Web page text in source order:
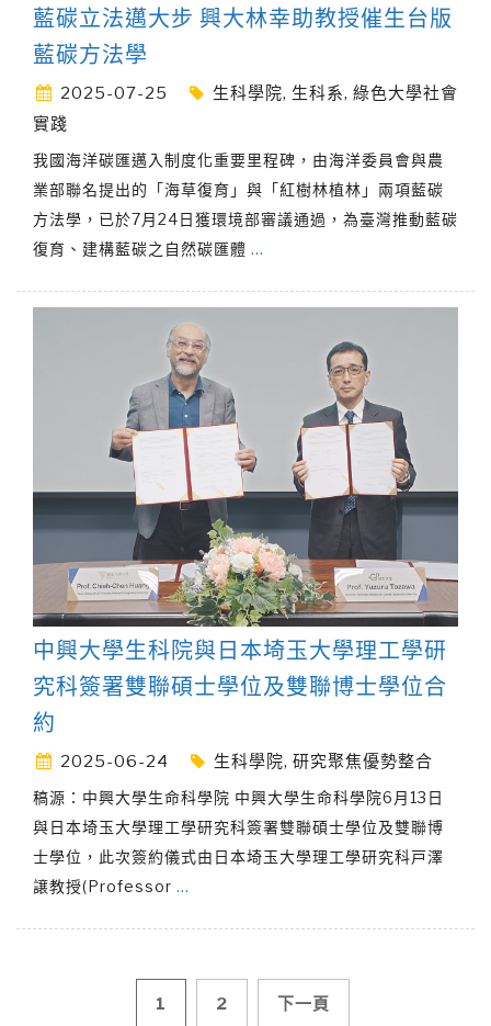
藍碳立法邁大步 興大林幸助教授催生台版
藍碳方法學
2025-07-25 生科學院, 生科系, 綠色大學社會
實踐
我國海洋碳匯邁入制度化重要里程碑，由海洋委員會與農
業部聯名提出的「海草復育」與「紅樹林植林」兩項藍碳
方法學，已於7月24日獲環境部審議通過，為臺灣推動藍碳
復育、建構藍碳之自然碳匯體 …
中興大學生科院與日本埼玉大學理工學研
究科簽署雙聯碩士學位及雙聯博士學位合
約
2025-06-24 生科學院, 研究聚焦優勢整合
稿源：中興大學生命科學院 中興大學生命科學院6月13日
與日本埼玉大學理工學研究科簽署雙聯碩士學位及雙聯博
士學位，此次簽約儀式由日本埼玉大學理工學研究科戸澤
譲教授(Professor …
1 2 下一頁